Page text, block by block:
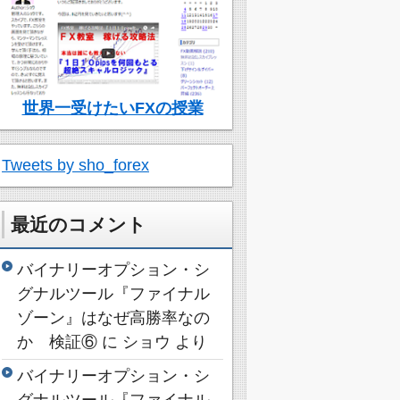
世界一受けたいFXの授業
Tweets by sho_forex
最近のコメント
バイナリーオプション・シ
グナルツール『ファイナル
ゾーン』はなぜ高勝率なの
か 検証⑥ に ショウ より
バイナリーオプション・シ